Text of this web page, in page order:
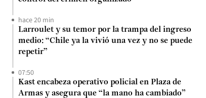
hace 20 min
Larroulet y su temor por la trampa del ingreso
medio: “Chile ya la vivió una vez y no se puede
repetir”
07:50
Kast encabeza operativo policial en Plaza de
Armas y asegura que “la mano ha cambiado”